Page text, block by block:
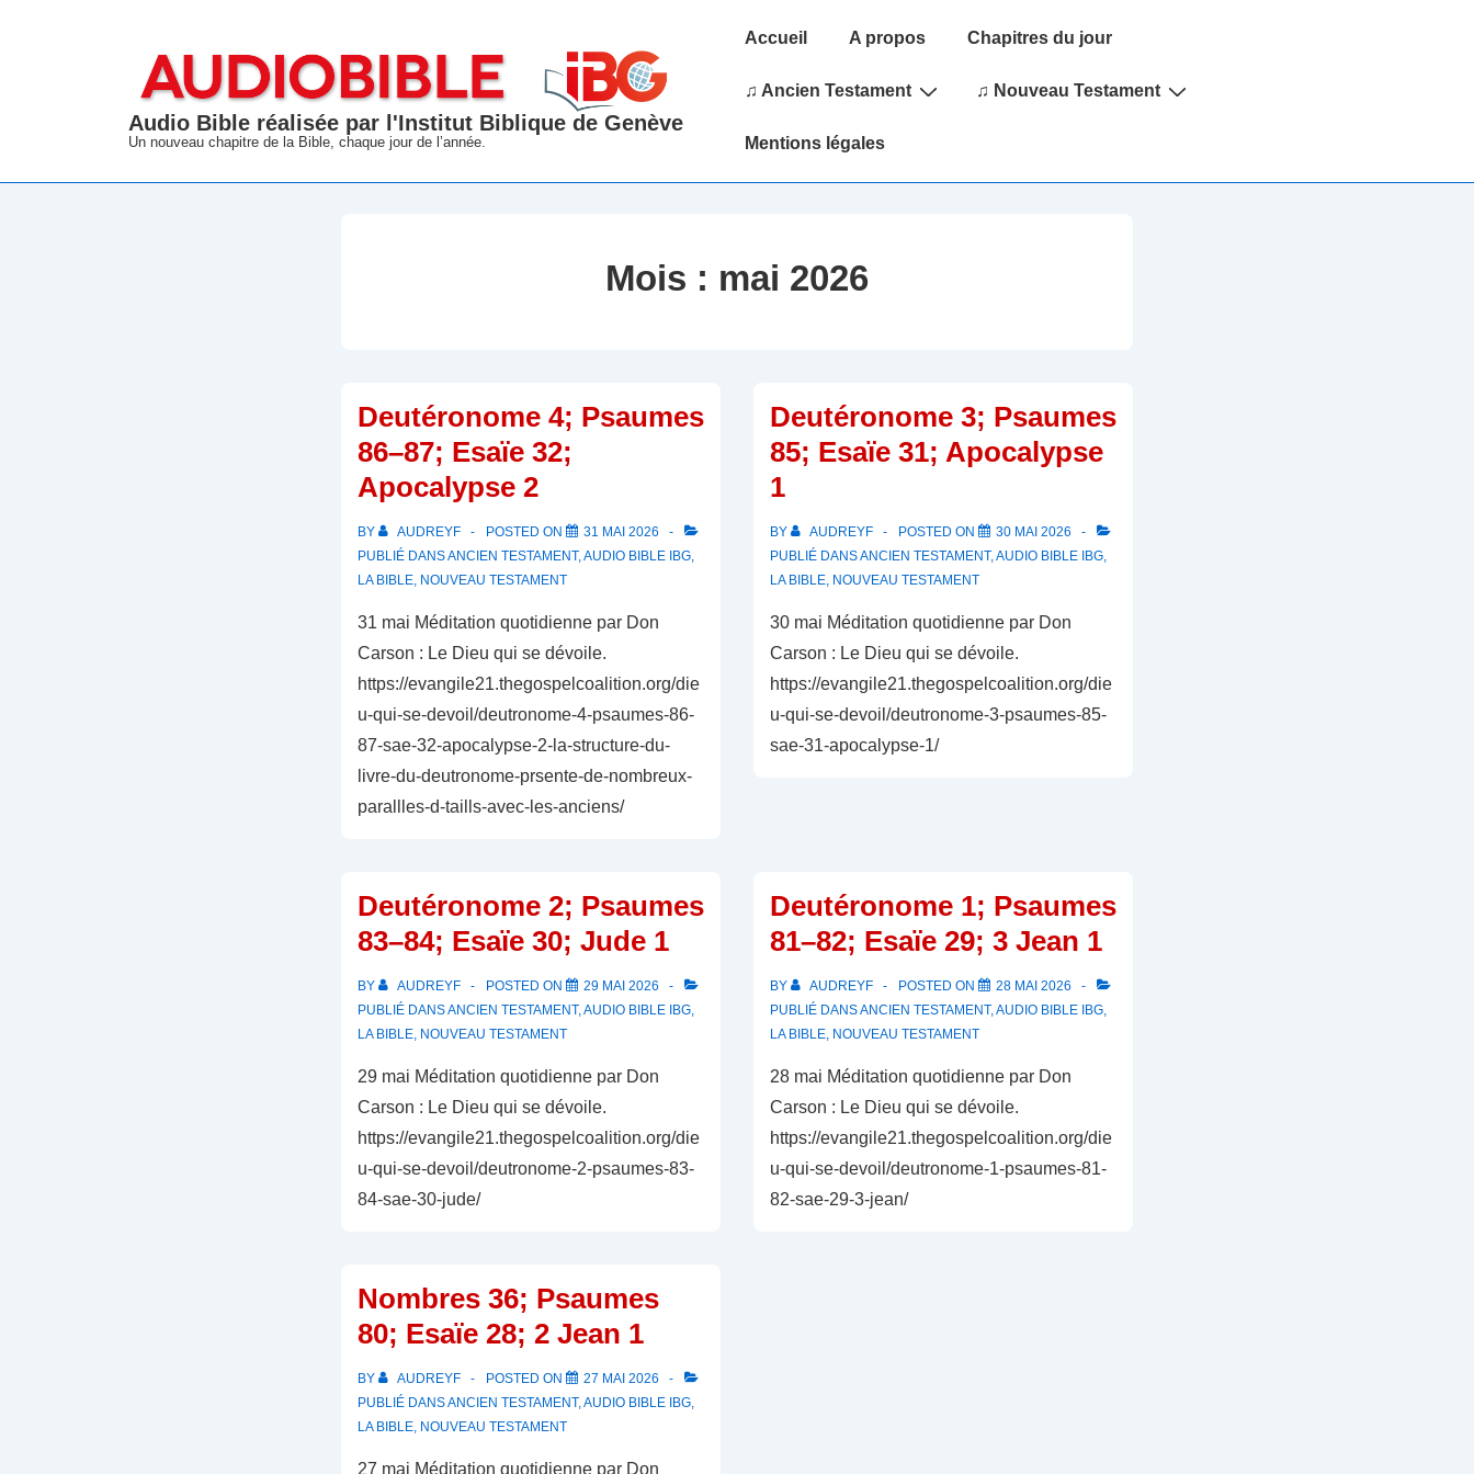
Audio Bible réalisée par l'Institut Biblique de Genève
Un nouveau chapitre de la Bible, chaque jour de l’année.
Main
Accueil A propos Chapitres du jour
♫ Ancien Testament ♫ Nouveau Testament
Mentions légales
Mois : mai 2026
Deutéronome 4; Psaumes
86–87; Esaïe 32;
Apocalypse 2
BY AUDREYF POSTED ON
31 MAI 2026
PUBLIÉ DANSANCIEN TESTAMENT,AUDIO BIBLE IBG,
LA BIBLE, NOUVEAU TESTAMENT
31 mai Méditation quotidienne par Don
Carson : Le Dieu qui se dévoile.
https://evangile21.thegospelcoalition.org/die
u-qui-se-devoil/deutronome-4-psaumes-86-
87-sae-32-apocalypse-2-la-structure-du-
livre-du-deutronome-prsente-de-nombreux-
parallles-d-taills-avec-les-anciens/
Deutéronome 3; Psaumes
85; Esaïe 31; Apocalypse
1
BY AUDREYF POSTED ON
30 MAI 2026
PUBLIÉ DANSANCIEN TESTAMENT,AUDIO BIBLE IBG,
LA BIBLE, NOUVEAU TESTAMENT
30 mai Méditation quotidienne par Don
Carson : Le Dieu qui se dévoile.
https://evangile21.thegospelcoalition.org/die
u-qui-se-devoil/deutronome-3-psaumes-85-
sae-31-apocalypse-1/
Deutéronome 2; Psaumes
83–84; Esaïe 30; Jude 1
BY AUDREYF POSTED ON
29 MAI 2026
PUBLIÉ DANSANCIEN TESTAMENT,AUDIO BIBLE IBG,
LA BIBLE, NOUVEAU TESTAMENT
29 mai Méditation quotidienne par Don
Carson : Le Dieu qui se dévoile.
https://evangile21.thegospelcoalition.org/die
u-qui-se-devoil/deutronome-2-psaumes-83-
84-sae-30-jude/
Deutéronome 1; Psaumes
81–82; Esaïe 29; 3 Jean 1
BY AUDREYF POSTED ON
28 MAI 2026
PUBLIÉ DANSANCIEN TESTAMENT,AUDIO BIBLE IBG,
LA BIBLE, NOUVEAU TESTAMENT
28 mai Méditation quotidienne par Don
Carson : Le Dieu qui se dévoile.
https://evangile21.thegospelcoalition.org/die
u-qui-se-devoil/deutronome-1-psaumes-81-
82-sae-29-3-jean/
Nombres 36; Psaumes
80; Esaïe 28; 2 Jean 1
BY AUDREYF POSTED ON
27 MAI 2026
PUBLIÉ DANSANCIEN TESTAMENT,AUDIO BIBLE IBG,
LA BIBLE, NOUVEAU TESTAMENT
27 mai Méditation quotidienne par Don